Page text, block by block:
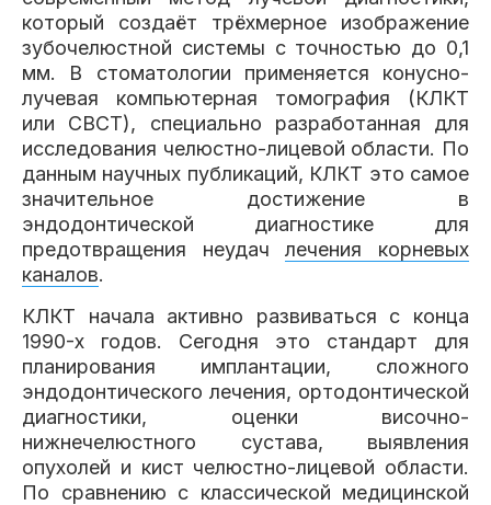
Брекеты Лечение зубов Удаление
Чистка
стоматология
Диагностика
Все услуги (16 категорий)
Петровско-
Разумовская
Центр доктора
Богатова
Красногорск
Химки Ленинский Чертановская
Центр доктора
Рыжова
Все клиники и франшизы (10)
Врачи
Работы
Отзывы
Пациентам
Пациентам База знаний Публикации
который создаёт трёхмерное изображение
зубочелюстной системы с точностью до 0,1
мм. В стоматологии применяется конусно-
лучевая компьютерная томография (КЛКТ
или CBCT), специально разработанная для
исследования челюстно-лицевой области. По
данным научных публикаций, КЛКТ это самое
значительное достижение в
эндодонтической диагностике для
предотвращения неудачлечения корневых
каналов.
КЛКТ начала активно развиваться с конца
1990-х годов. Сегодня это стандарт для
планирования имплантации, сложного
эндодонтического лечения, ортодонтической
диагностики, оценки височно-
нижнечелюстного сустава, выявления
опухолей и кист челюстно-лицевой области.
По сравнению с классической медицинской